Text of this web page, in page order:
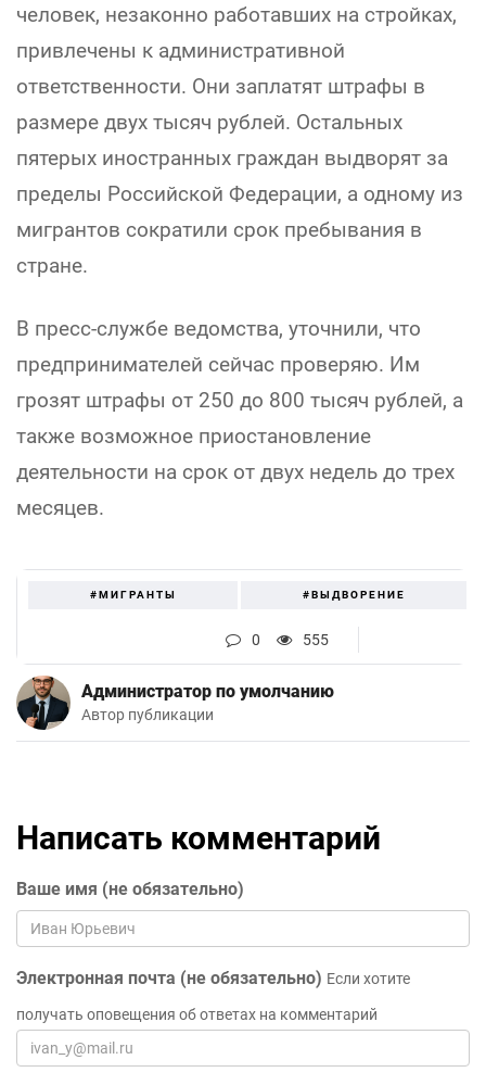
человек, незаконно работавших на стройках,
привлечены к административной
ответственности. Они заплатят штрафы в
размере двух тысяч рублей. Остальных
пятерых иностранных граждан выдворят за
пределы Российской Федерации, а одному из
мигрантов сократили срок пребывания в
стране.
В пресс-службе ведомства, уточнили, что
предпринимателей сейчас проверяю. Им
грозят штрафы от 250 до 800 тысяч рублей, а
также возможное приостановление
деятельности на срок от двух недель до трех
месяцев.
#МИГРАНТЫ #ВЫДВОРЕНИЕ
0 555
Администратор по умолчанию
Автор публикации
Написать комментарий
Ваше имя (не обязательно)
Электронная почта (не обязательно) Если хотите
получать оповещения об ответах на комментарий